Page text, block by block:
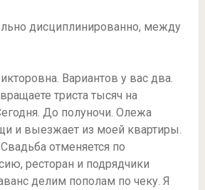
дисциплинированно, между
Вариантов у вас два.
триста тысяч на
До полуночи. Олежа
и выезжает из моей квартиры.
отменяется по
ресторан и подрядчики
делим пополам по чеку. Я